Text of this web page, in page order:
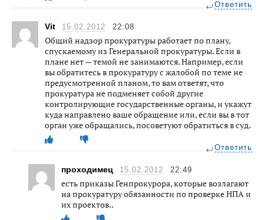
Ответить
Vit 15.02.2012 22:08
Общий надзор прокуратуры работает по плану,
спускаемому из Генеральной прокуратуры. Если в
плане нет — темой не занимаются. Например, если
вы обратитесь в прокуратуру с жалобой по теме не
предусмотренной планом, то вам ответят, что
прокуратура не подменяет собой другие
контролирующие государственные органы, и укажут
куда направлено ваше обращение или, если вы в тот
орган уже обращались, посоветуют обратиться в суд.
Ответить
проходимец 15.02.2012 22:49
есть приказы Генпрокурора, которые возлагают
на прокуратуру обязанности по проверке НПА и
их проектов..